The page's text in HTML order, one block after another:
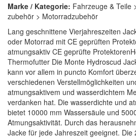
Marke / Kategorie: Fahrzeuge & Teile
zubehör > Motorradzubehör
Lang geschnittene Vierjahreszeiten
oder Motorrad mit CE geprüften
atmungsaktiv CE geprüfte
Thermofutter Die Monte Hydroscud
kann vor allem in puncto Komfort
verschiedenen Verstellmöglichkeiten
atmungsaktivem und wasserdichtem
verdanken hat. Die wasserdichte und
bietet 10000 mm Wassersäule und
Atmungsaktivität. Durch das
Jacke für jede Jahreszeit geeignet. Die